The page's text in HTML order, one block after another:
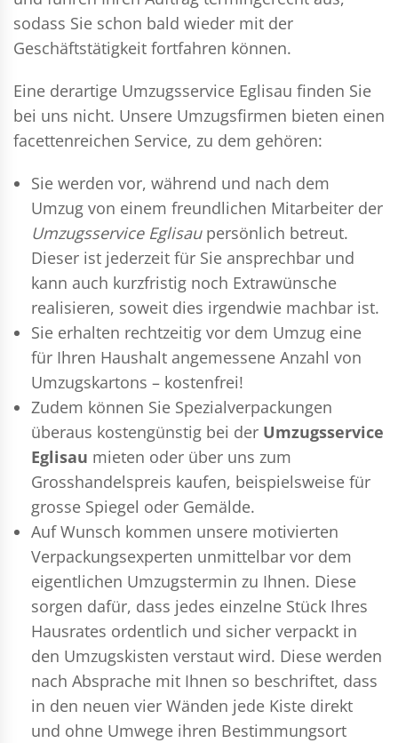
sodass Sie schon bald wieder mit der
Geschäftstätigkeit fortfahren können.
Eine derartige Umzugsservice Eglisau finden Sie
bei uns nicht. Unsere Umzugsfirmen bieten einen
facettenreichen Service, zu dem gehören:
Sie werden vor, während und nach dem
Umzug von einem freundlichen Mitarbeiter der
Umzugsservice Eglisaupersönlich betreut.
Dieser ist jederzeit für Sie ansprechbar und
kann auch kurzfristig noch Extrawünsche
realisieren, soweit dies irgendwie machbar ist.
Sie erhalten rechtzeitig vor dem Umzug eine
für Ihren Haushalt angemessene Anzahl von
Umzugskartons – kostenfrei!
Zudem können Sie Spezialverpackungen
überaus kostengünstig bei der Umzugsservice
Eglisau mieten oder über uns zum
Grosshandelspreis kaufen, beispielsweise für
grosse Spiegel oder Gemälde.
Auf Wunsch kommen unsere motivierten
Verpackungsexperten unmittelbar vor dem
eigentlichen Umzugstermin zu Ihnen. Diese
sorgen dafür, dass jedes einzelne Stück Ihres
Hausrates ordentlich und sicher verpackt in
den Umzugskisten verstaut wird. Diese werden
nach Absprache mit Ihnen so beschriftet, dass
in den neuen vier Wänden jede Kiste direkt
und ohne Umwege ihren Bestimmungsort